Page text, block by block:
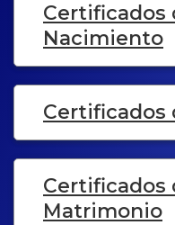
Certificados
Nacimiento
Certificados
Certificados
Matrimonio